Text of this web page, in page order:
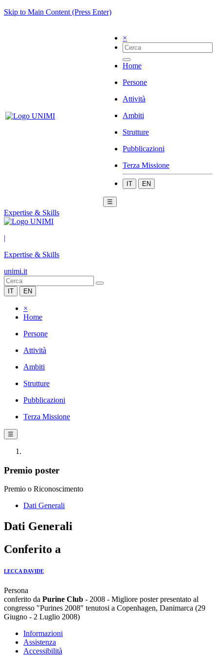
Skip to Main Content (Press Enter)
×
Home
Persone
Attività
Ambiti
Strutture
Pubblicazioni
Terza Missione
IT EN
☰
Expertise & Skills
|
Expertise & Skills
unimi.it
IT EN
×
Home
Persone
Attività
Ambiti
Strutture
Pubblicazioni
Terza Missione
☰
Premio poster
Premio o Riconoscimento
Dati Generali
Dati Generali
Conferito a
LECCA DAVIDE
Persona
conferito da Purine Club - 2008 - Migliore poster presentato al
congresso "Purines 2008" tenutosi a Copenhagen, Danimarca (29
Giugno - 2 Luglio 2008)
Informazioni
Assistenza
Accessibilità